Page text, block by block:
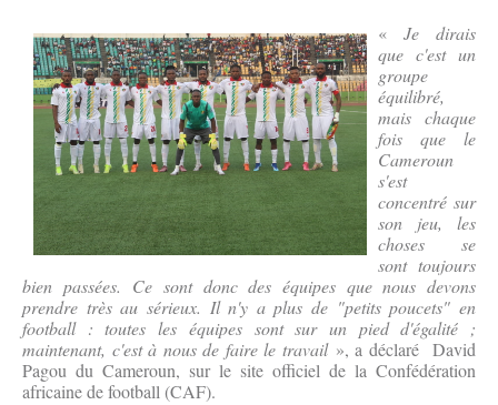
« Je dirais
que c'est un
groupe
équilibré,
mais chaque
fois que le
Cameroun
s'est
concentré sur
son jeu, les
choses se
sont toujours
bien passées. Ce sont donc des équipes que nous devons
prendre très au sérieux. Il n'y a plus de "petits poucets" en
football : toutes les équipes sont sur un pied d'égalité ;
maintenant, c'est à nous de faire le travail», a déclaré David
Pagou du Cameroun, sur le site officiel de la Confédération
africaine de football (CAF).